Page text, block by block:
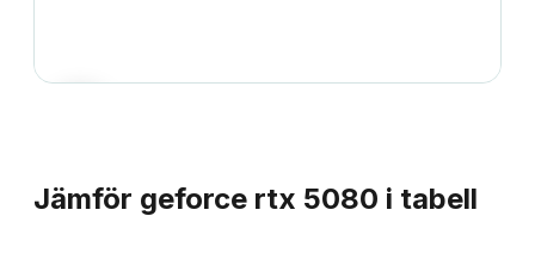
Jämför geforce rtx 5080 i tabell